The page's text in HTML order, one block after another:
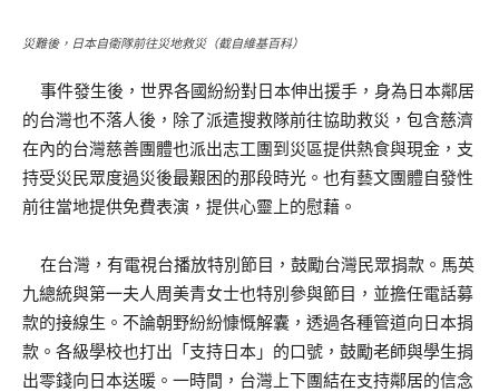
災難後，日本自衛隊前往災地救災（截自維基百科）
事件發生後，世界各國紛紛對日本伸出援手，身為日本鄰居
的台灣也不落人後，除了派遣搜救隊前往協助救災，包含慈濟
在內的台灣慈善團體也派出志工團到災區提供熱食與現金，支
持受災民眾度過災後最艱困的那段時光。也有藝文團體自發性
前往當地提供免費表演，提供心靈上的慰藉。
在台灣，有電視台播放特別節目，鼓勵台灣民眾捐款。馬英
九總統與第一夫人周美青女士也特別參與節目，並擔任電話募
款的接線生。不論朝野紛紛慷慨解囊，透過各種管道向日本捐
款。各級學校也打出「支持日本」的口號，鼓勵老師與學生捐
出零錢向日本送暖。一時間，台灣上下團結在支持鄰居的信念